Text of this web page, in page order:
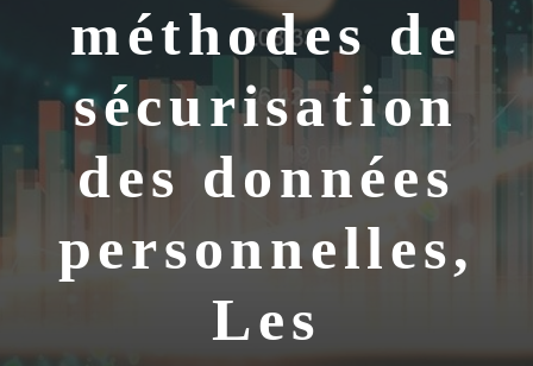
méthodes de
sécurisation
des données
personnelles,
Les